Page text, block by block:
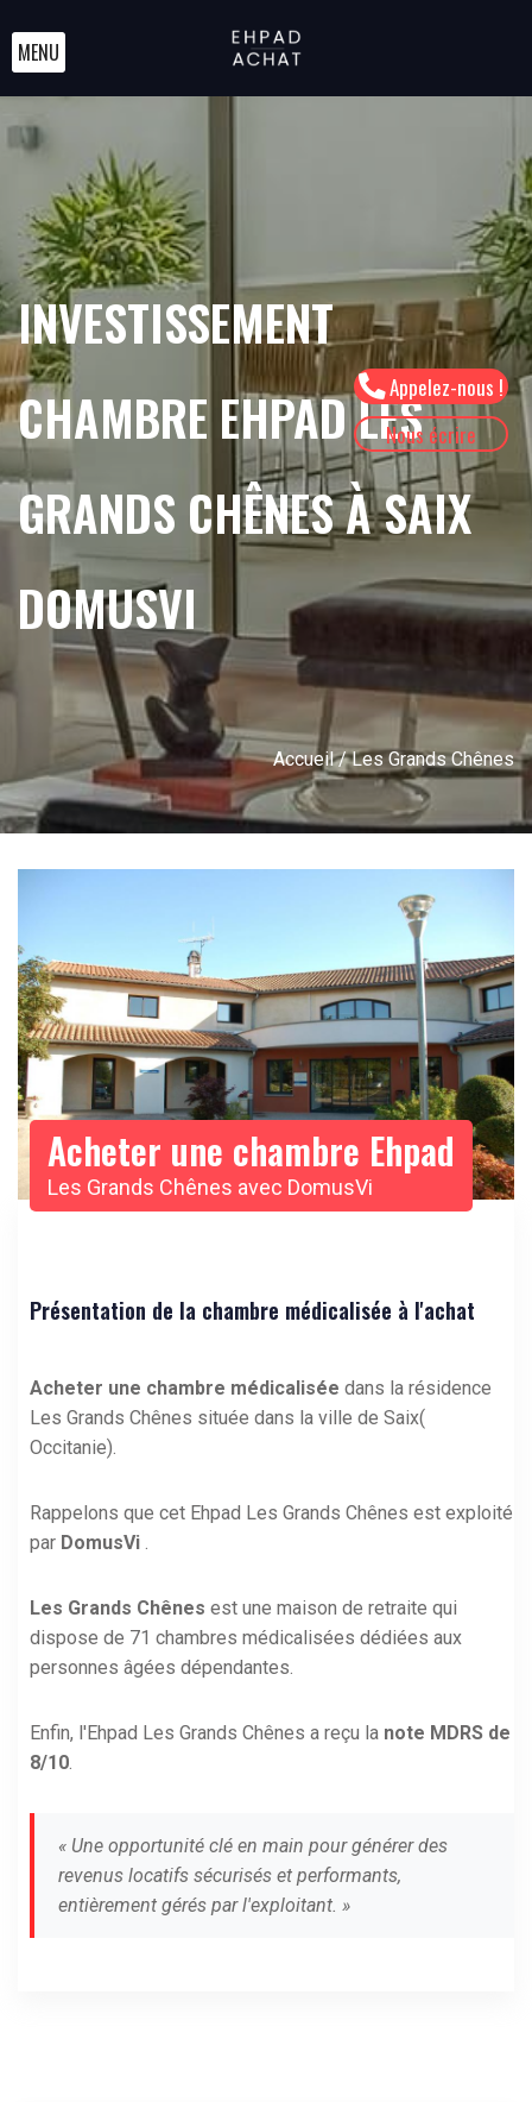
Appelez-nous !
Nous écrire
MENU
INVESTISSEMENT
CHAMBRE EHPAD LES
GRANDS CHÊNES À SAIX
DOMUSVI
Accueil/ Les Grands Chênes
Acheter une chambre Ehpad
Les Grands Chênes avec DomusVi
Présentation de la chambre médicalisée à l'achat
Acheter une chambre médicalisée dans la résidence
Les Grands Chênes située dans la ville de Saix(
Occitanie).
Rappelons que cet Ehpad Les Grands Chênes est exploité
par DomusVi .
Les Grands Chênes est une maison de retraite qui
dispose de 71 chambres médicalisées dédiées aux
personnes âgées dépendantes.
Enfin, l'Ehpad Les Grands Chênes a reçu la note MDRS de
8/10.
« Une opportunité clé en main pour générer des
revenus locatifs sécurisés et performants,
entièrement gérés par l'exploitant. »